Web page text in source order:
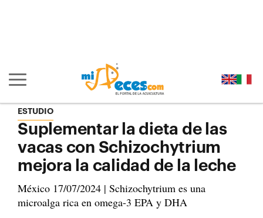
Mostrar/ocultar navegación principal
ESTUDIO
Suplementar la dieta de las
vacas con Schizochytrium
mejora la calidad de la leche
México 17/07/2024 | Schizochytrium es una
microalga rica en omega-3 EPA y DHA